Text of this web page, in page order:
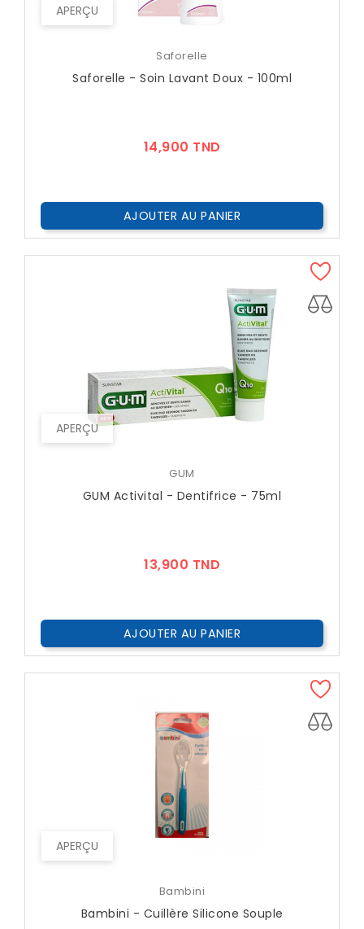
APERÇU
Saforelle
Saforelle - Soin Lavant Doux - 100ml
14,900 TND
AJOUTER AU PANIER
APERÇU
GUM
GUM Activital - Dentifrice - 75ml
13,900 TND
AJOUTER AU PANIER
APERÇU
Bambini
Bambini - Cuillère Silicone Souple